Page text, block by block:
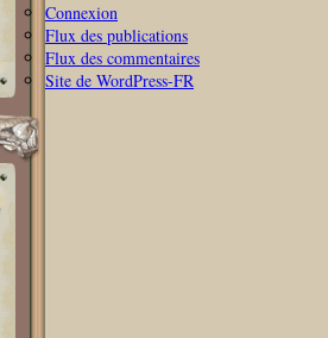
Connexion
Flux des publications
Flux des commentaires
Site de WordPress-FR